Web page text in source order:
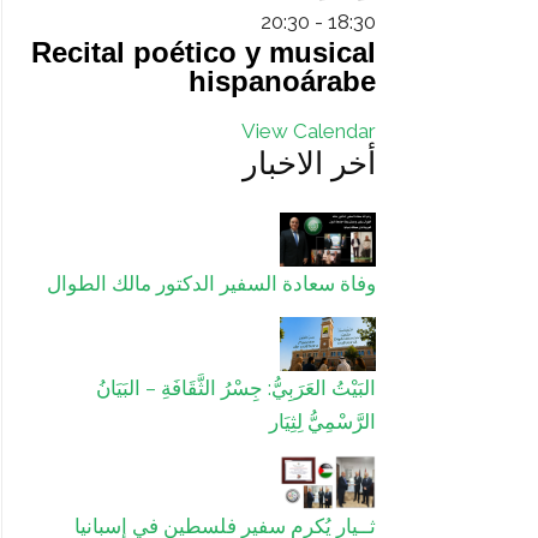
18:30
-
20:30
Recital poético y musical
hispanoárabe
View Calendar
أخر الاخبار
وفاة سعادة السفير الدكتور مالك الطوال
البَيْتُ العَرَبِيُّ: جِسْرُ الثَّقَافَةِ – البَيَانُ
الرَّسْمِيُّ لِثِيَار
ثــيار يُكرم سفير فلسطين في إسبانيا